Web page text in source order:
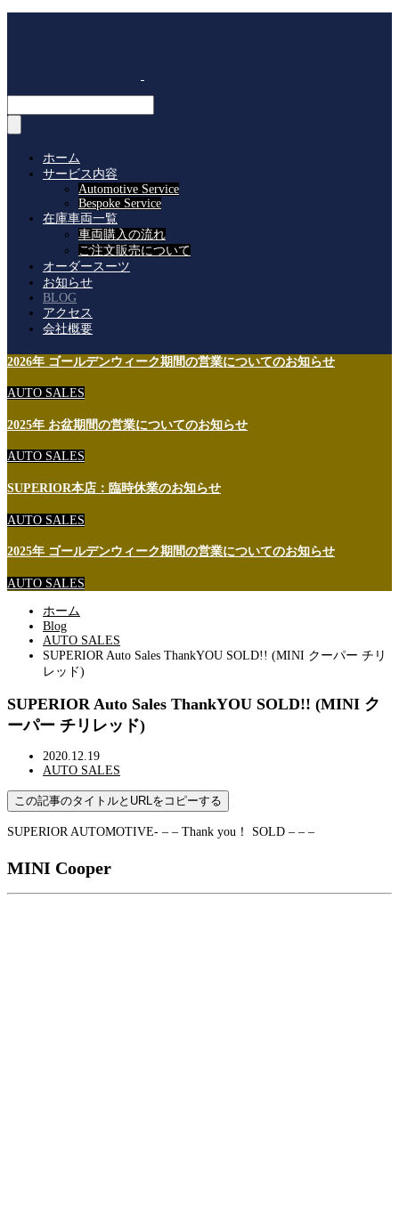
ホーム
サービス内容
Automotive Service
Bespoke Service
在庫車両一覧
車両購入の流れ
ご注文販売について
オーダースーツ
お知らせ
BLOG
アクセス
会社概要
2026年 ゴールデンウィーク期間の営業についてのお知らせ
AUTO SALES
2025年 お盆期間の営業についてのお知らせ
AUTO SALES
SUPERIOR本店：臨時休業のお知らせ
AUTO SALES
2025年 ゴールデンウィーク期間の営業についてのお知らせ
AUTO SALES
ホーム
Blog
AUTO SALES
SUPERIOR Auto Sales ThankYOU SOLD!! (MINI クーパー チリ
レッド)
SUPERIOR Auto Sales ThankYOU SOLD!! (MINI ク
ーパー チリレッド)
2020.12.19
AUTO SALES
この記事のタイトルとURLをコピーする
SUPERIOR AUTOMOTIVE- – – Thank you！ SOLD – – –
MINI Cooper